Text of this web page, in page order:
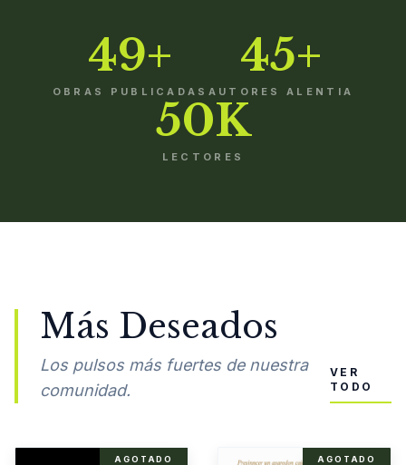
49+
OBRAS PUBLICADAS
45+
AUTORES ALENTIA
50K
LECTORES
Más Deseados
Los pulsos más fuertes de nuestra
comunidad.
VER
TODO
AGOTADO AGOTADO